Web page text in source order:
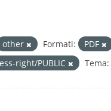
other Formati: PDF
right/PUBLIC
Tema: